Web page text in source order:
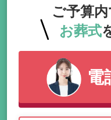
ご予算
お葬式
電